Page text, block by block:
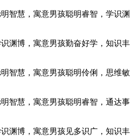
明智慧，寓意男孩聪明睿智，学识渊
识渊博，寓意男孩勤奋好学，知识丰
明智慧，寓意男孩聪明伶俐，思维敏
明智慧，寓意男孩聪明睿智，通达事
识渊博，寓意男孩见多识广，知识丰